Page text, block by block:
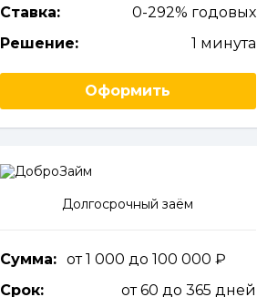
Ставка:
0-292% годовых
Решение:
1 минута
Оформить
Долгосрочный заём
Сумма: от 1 000 до 100 000
Срок:
от 60 до 365 дней